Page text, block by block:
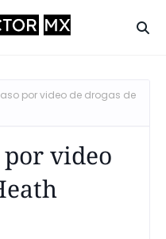
por video de drogas de
por video